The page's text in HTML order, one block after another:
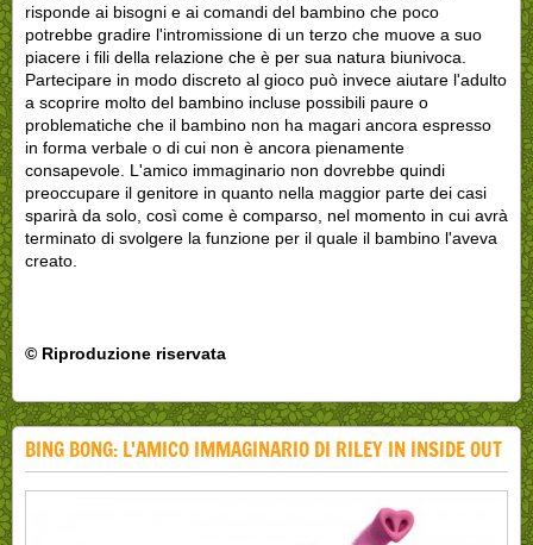
risponde ai bisogni e ai comandi del bambino che poco
potrebbe gradire l'intromissione di un terzo che muove a suo
piacere i fili della relazione che è per sua natura biunivoca.
Partecipare in modo discreto al gioco può invece aiutare l'adulto
a scoprire molto del bambino incluse possibili paure o
problematiche che il bambino non ha magari ancora espresso
in forma verbale o di cui non è ancora pienamente
consapevole. L'amico immaginario non dovrebbe quindi
preoccupare il genitore in quanto nella maggior parte dei casi
sparirà da solo, così come è comparso, nel momento in cui avrà
terminato di svolgere la funzione per il quale il bambino l'aveva
creato.
© Riproduzione riservata
BING BONG: L'AMICO IMMAGINARIO DI RILEY IN INSIDE OUT